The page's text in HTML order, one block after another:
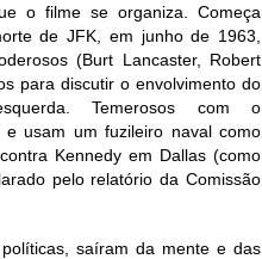
o filme se organiza. Começa
de JFK, em junho de 1963,
(Burt Lancaster, Robert
para discutir o envolvimento do
Temerosos com o
e usam um fuzileiro naval como
Kennedy em Dallas (como
pelo relatório da Comissão
saíram da mente e das